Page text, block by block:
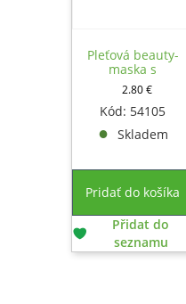
Pleťová beauty-
maska s
granátovým jablkom
2.80€
Kód: 54105
Skladem
Pridať do košíka
Přidat do
seznamu